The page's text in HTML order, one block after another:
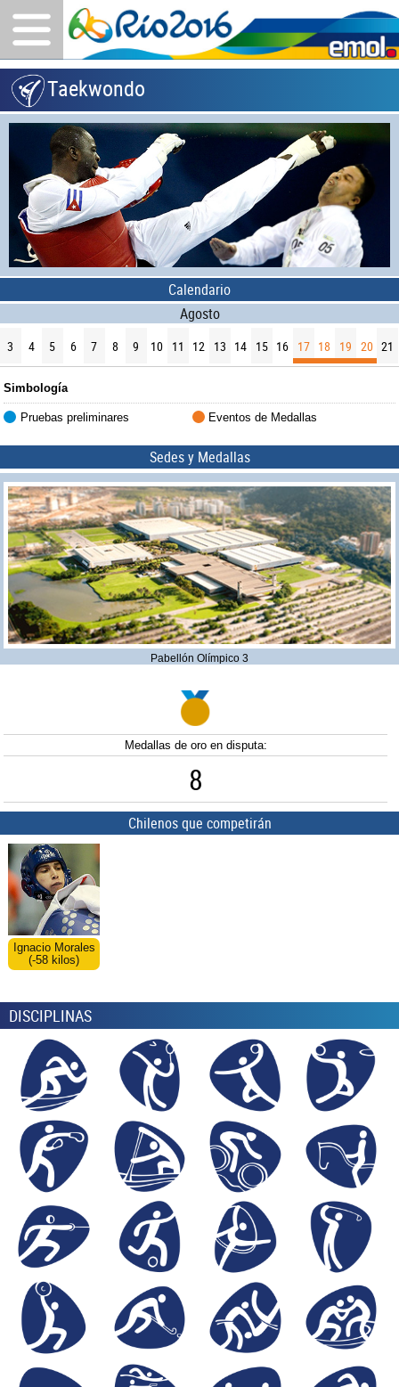
Taekwondo
Calendario
Agosto
3 4 5 6 7 8 9 10 11 12 13 14 15 16 17 18 19 20 21
Simbología
Pruebas preliminares Eventos de Medallas
Sedes y Medallas
Pabellón Olímpico 3
Medallas de oro en disputa:
8
Chilenos que competirán
Ignacio Morales
(-58 kilos)
DISCIPLINAS